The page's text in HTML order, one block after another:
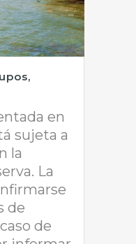
en
sujeta a
la
La
de
de